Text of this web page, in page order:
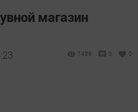
магазин
1459 0 0